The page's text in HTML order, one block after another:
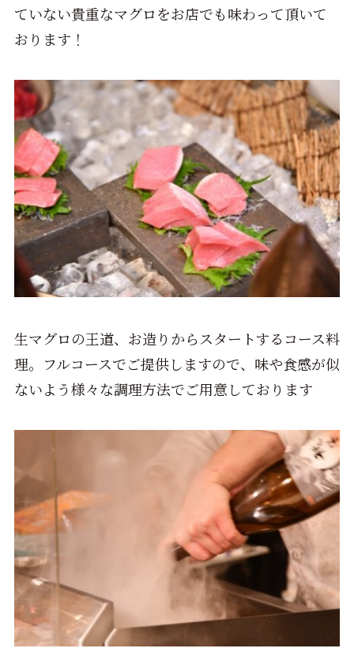
ていない貴重なマグロをお店でも味わって頂いて
おります！
生マグロの王道、お造りからスタートするコース料
理。フルコースでご提供しますので、味や食感が似
ないよう様々な調理方法でご用意しております